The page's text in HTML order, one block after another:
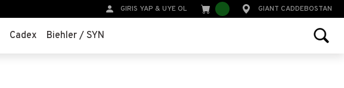
GIRIS YAP & UYE OL GIANT CADDEBOSTAN
Cadex Biehler / SYN